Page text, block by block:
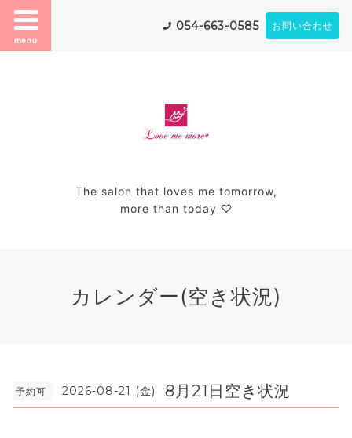
menu
054-663-0585 お問い合わせ
The salon that loves me tomorrow,
more than today ♡
カレンダー(空き状況)
予約可 2026-08-21 (金) 8月21日空き状況